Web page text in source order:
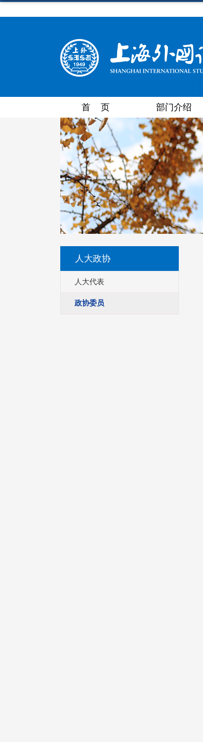
首 页 部门介绍
人大政协
人大代表
政协委员